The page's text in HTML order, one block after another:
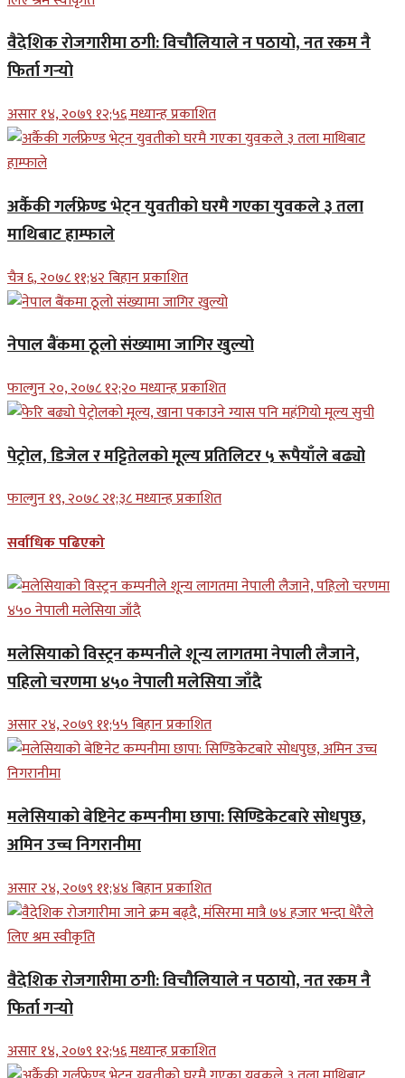
वैदेशिक रोजगारीमा ठगी: विचौलियाले न पठायो, नत रकम नै
फिर्ता गर्‍यो
असार १४, २०७९ १२;५६ मध्यान्ह प्रकाशित
अर्कैकी गर्लफ्रेण्ड भेट्न युवतीको घरमै गएका युवकले ३ तला
माथिबाट हाम्फाले
चैत्र ६, २०७८ ११;४२ बिहान प्रकाशित
नेपाल बैंकमा ठूलो संख्यामा जागिर खुल्यो
फाल्गुन २०, २०७८ १२;२० मध्यान्ह प्रकाशित
पेट्रोल, डिजेल र मट्टितेलको मूल्य प्रतिलिटर ५ रूपैयाँले बढ्यो
फाल्गुन १९, २०७८ २१;३८ मध्यान्ह प्रकाशित
सर्वाधिक पढिएको
मलेसियाको विस्ट्रन कम्पनीले शून्य लागतमा नेपाली लैजाने,
पहिलो चरणमा ४५० नेपाली मलेसिया जाँदै
असार २४, २०७९ ११;५५ बिहान प्रकाशित
मलेसियाको बेष्टिनेट कम्पनीमा छापा: सिण्डिकेटबारे सोधपुछ,
अमिन उच्च निगरानीमा
असार २४, २०७९ ११;४४ बिहान प्रकाशित
वैदेशिक रोजगारीमा ठगी: विचौलियाले न पठायो, नत रकम नै
फिर्ता गर्‍यो
असार १४, २०७९ १२;५६ मध्यान्ह प्रकाशित